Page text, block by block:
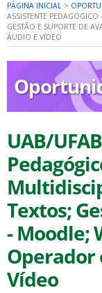
PÁGINA INICIAL >
ASSISTENTE
GESTÃO E SUPORTE DE
ÁUDIO E VÍDEO
UAB/
Textos;
- Moodle;
Operador
Vídeo